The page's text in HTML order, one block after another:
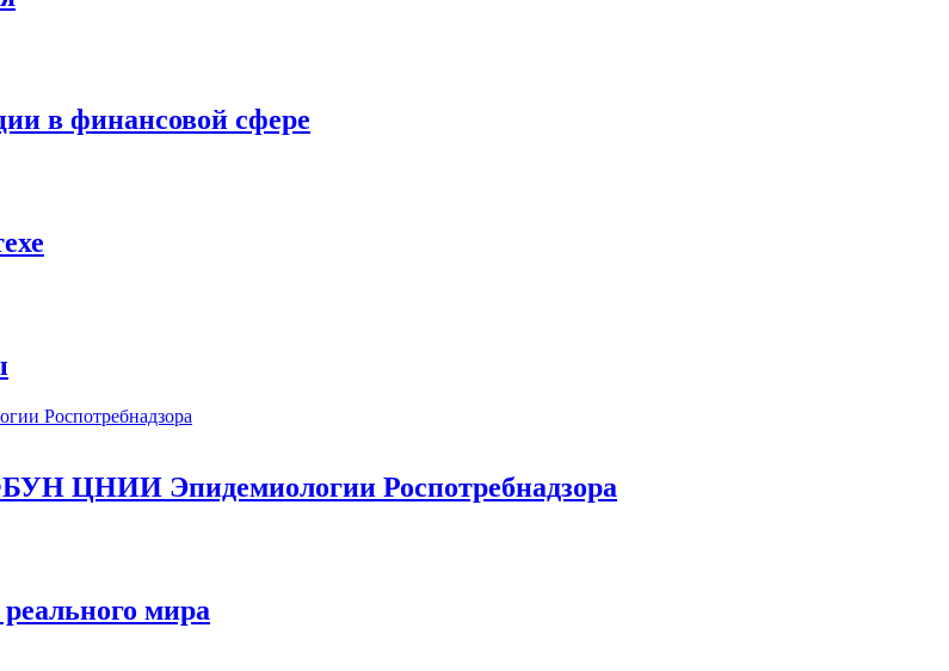
в финансовой сфере
ЦНИИ Эпидемиологии Роспотребнадзора
мира